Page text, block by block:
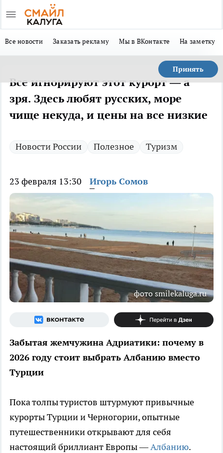
Все новости Заказать рекламу Мы в ВКонтакте На заметку
Принять
Все игнорируют этот курорт — а
зря. Здесь любят русских, море
чище некуда, и цены на все низкие
Новости России Полезное Туризм
23 февраля 13:30 Игорь Сомов
фото smilekaluga.ru
Забытая жемчужина Адриатики: почему в
2026 году стоит выбрать Албанию вместо
Турции
Пока толпы туристов штурмуют привычные
курорты Турции и Черногории, опытные
путешественники открывают для себя
настоящий бриллиант Европы —Албанию.